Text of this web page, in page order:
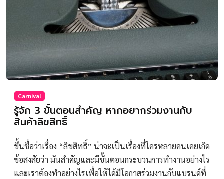
Carnival
รู้จัก 3 ขั้นตอนสำคัญ หากอยากร่วมงานกับ
สินค้าลิขสิทธิ์
ขึ้นชื่อว่าเรื่อง “ลิขสิทธิ์” น่าจะเป็นเรื่องที่ใครหลายคนเคยเกิด
ข้อสงสัยว่า มันสำคัญและมีขั้นตอนกระบวนการทำงานอย่างไร
และเราต้องทำอย่างไรเพื่อให้ได้มีโอกาสร่วมงานกับแบรนด์ที่